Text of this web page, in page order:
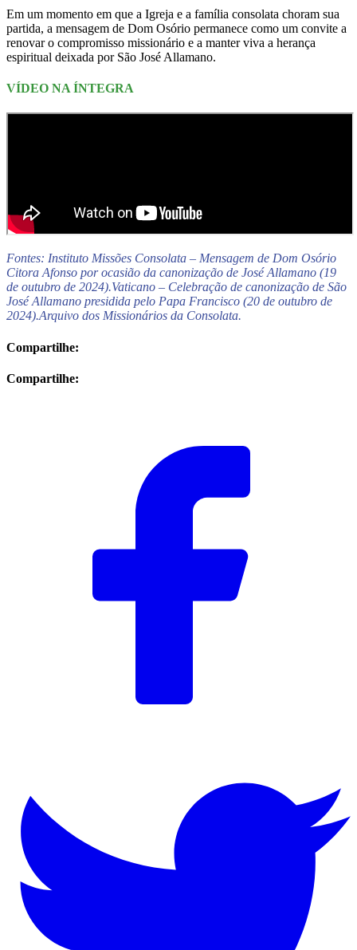
Em um momento em que a Igreja e a família consolata choram sua
partida, a mensagem de Dom Osório permanece como um convite a
renovar o compromisso missionário e a manter viva a herança
espiritual deixada por São José Allamano.
VÍDEO NA ÍNTEGRA
Fontes: Instituto Missões Consolata – Mensagem de Dom Osório
Citora Afonso por ocasião da canonização de José Allamano (19
de outubro de 2024).Vaticano – Celebração de canonização de São
José Allamano presidida pelo Papa Francisco (20 de outubro de
2024).Arquivo dos Missionários da Consolata.
Compartilhe:
Compartilhe: